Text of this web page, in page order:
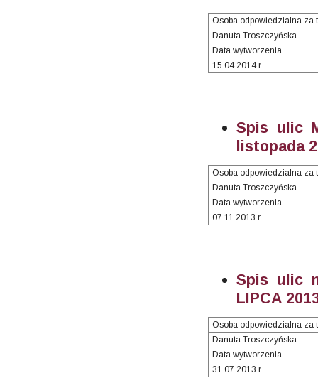
Osoba odpowiedzialna za
Danuta Troszczyńska
Data wytworzenia
15.04.2014 r.
Spis ulic
listopada
Osoba odpowiedzialna za
Danuta Troszczyńska
Data wytworzenia
07.11.2013 r.
Spis ulic
LIPCA
Osoba odpowiedzialna za
Danuta Troszczyńska
Data wytworzenia
31.07.2013 r.